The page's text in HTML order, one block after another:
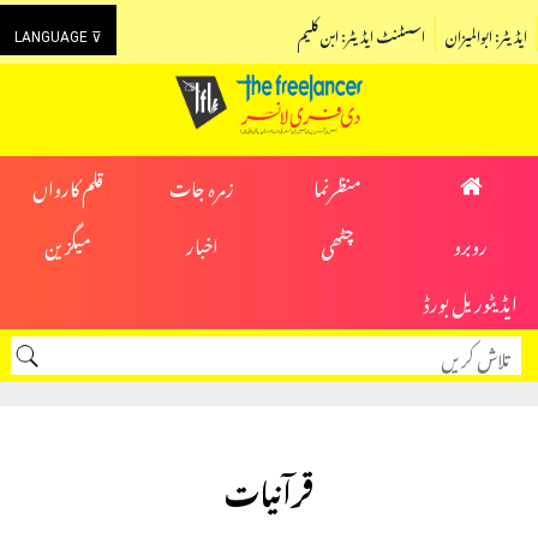
LANGUAGE ⊽ اسسٹنٹ ایڈیٹر: ابن کلیم ایڈیٹر: ابوالمیزان
منظرنما زمرہ جات
قلم کارواں
روبرو
چٹھی اخبار
میگزین
ایڈیٹوریل بورڈ
قرآنیات